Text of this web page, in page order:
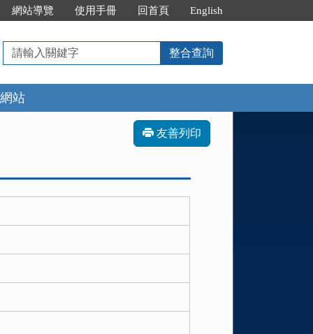
網站導覽 使用手冊 回首頁 English
請
輸
入
關
鍵
整合查詢
站
友善列印